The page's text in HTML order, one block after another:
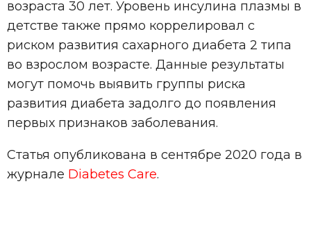
возраста 30 лет. Уровень инсулина плазмы в
детстве также прямо коррелировал с
риском развития сахарного диабета 2 типа
во взрослом возрасте. Данные результаты
могут помочь выявить группы риска
развития диабета задолго до появления
первых признаков заболевания.
Статья опубликована в сентябре 2020 года в
журнале Diabetes Care.